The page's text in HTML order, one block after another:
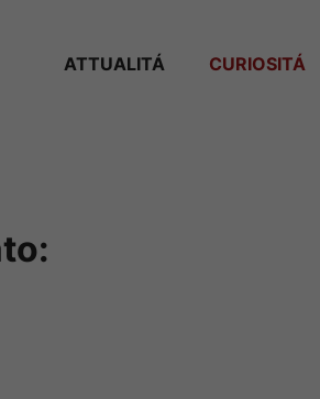
ATTUALITÁ CURIOSITÁ